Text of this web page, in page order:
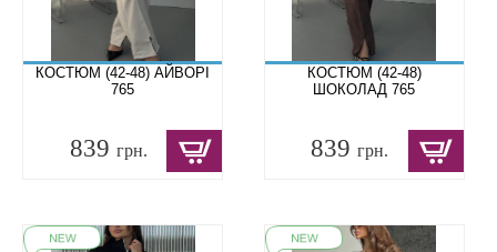
КОСТЮМ (42-48) АЙВОРІ
765
839 грн.
КОСТЮМ (42-48)
ШОКОЛАД 765
839грн.